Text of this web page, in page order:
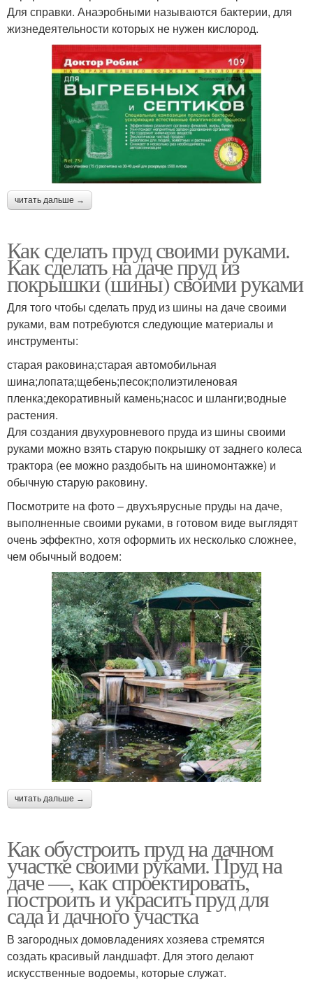
Для справки. Анаэробными называются бактерии, для
жизнедеятельности которых не нужен кислород.
читать дальше →
Как сделать пруд своими руками.
Как сделать на даче пруд из
покрышки (шины) своими руками
Для того чтобы сделать пруд из шины на даче своими
руками, вам потребуются следующие материалы и
инструменты:
старая раковина;старая автомобильная
шина;лопата;щебень;песок;полиэтиленовая
пленка;декоративный камень;насос и шланги;водные
растения.
Для создания двухуровневого пруда из шины своими
руками можно взять старую покрышку от заднего колеса
трактора (ее можно раздобыть на шиномонтажке) и
обычную старую раковину.
Посмотрите на фото – двухъярусные пруды на даче,
выполненные своими руками, в готовом виде выглядят
очень эффектно, хотя оформить их несколько сложнее,
чем обычный водоем:
читать дальше →
Как обустроить пруд на дачном
участке своими руками. Пруд на
даче —, как спроектировать,
построить и украсить пруд для
сада и дачного участка
В загородных домовладениях хозяева стремятся
создать красивый ландшафт. Для этого делают
искусственные водоемы, которые служат.